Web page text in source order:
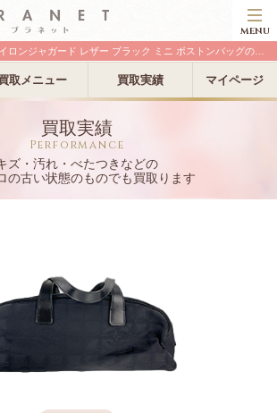
MENU
取メニュー 買取実績 マイページ
買取実績
Performance
ズ・汚れ・べたつきなどの
の古い状態のものでも買取ります